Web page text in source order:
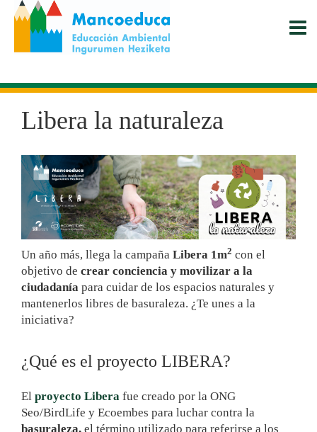
Pasar
contenido
principal
Libera la naturaleza
Un año más, llega la campaña Libera 1m2 con el
objetivo de crear conciencia y movilizar a la
ciudadanía para cuidar de los espacios naturales y
mantenerlos libres de basuraleza. ¿Te unes a la
iniciativa?
¿Qué es el proyecto LIBERA?
El proyecto Libera fue creado por la ONG
Seo/BirdLife y Ecoembes para luchar contra la
basuraleza, el término utilizado para referirse a los